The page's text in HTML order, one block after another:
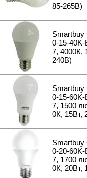
Удлинители
Фонари и
Мультитулы и
Инструменты и
Уценка Сетевое
Уценка
Уценка
Уценка Рули и
Уценка
Уценка
Уценка
85-265В)
Smartbuy
0-15-
7, 4000К,
240В)
Smartbuy
0-15-
7, 1500
0К, 15Вт,
Smartbuy
0-20-
7, 1700
0К, 20Вт,